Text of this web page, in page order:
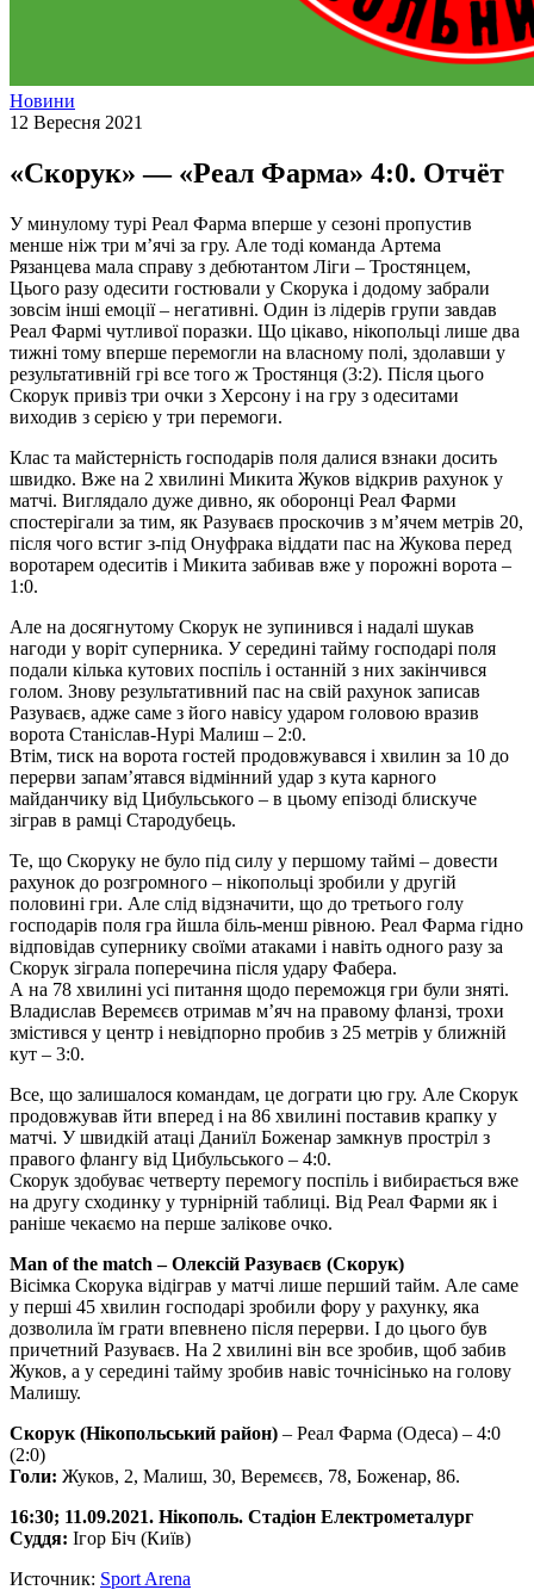
Новини
12 Вересня 2021
«Скорук» — «Реал Фарма» 4:0. Отчёт
У минулому турі Реал Фарма вперше у сезоні пропустив
менше ніж три м’ячі за гру. Але тоді команда Артема
Рязанцева мала справу з дебютантом Ліги – Тростянцем,
Цього разу одесити гостювали у Скорука і додому забрали
зовсім інші емоції – негативні. Один із лідерів групи завдав
Реал Фармі чутливої поразки. Що цікаво, нікопольці лише два
тижні тому вперше перемогли на власному полі, здолавши у
результативній грі все того ж Тростянця (3:2). Після цього
Скорук привіз три очки з Херсону і на гру з одеситами
виходив з серією у три перемоги.
Клас та майстерність господарів поля далися взнаки досить
швидко. Вже на 2 хвилині Микита Жуков відкрив рахунок у
матчі. Виглядало дуже дивно, як оборонці Реал Фарми
спостерігали за тим, як Разуваєв проскочив з м’ячем метрів 20,
після чого встиг з-під Онуфрака віддати пас на Жукова перед
воротарем одеситів і Микита забивав вже у порожні ворота –
1:0.
Але на досягнутому Скорук не зупинився і надалі шукав
нагоди у воріт суперника. У середині тайму господарі поля
подали кілька кутових поспіль і останній з них закінчився
голом. Знову результативний пас на свій рахунок записав
Разуваєв, адже саме з його навісу ударом головою вразив
ворота Станіслав-Нурі Малиш – 2:0.
Втім, тиск на ворота гостей продовжувався і хвилин за 10 до
перерви запам’ятався відмінний удар з кута карного
майданчику від Цибульського – в цьому епізоді блискуче
зіграв в рамці Стародубець.
Те, що Скоруку не було під силу у першому таймі – довести
рахунок до розгромного – нікопольці зробили у другій
половині гри. Але слід відзначити, що до третього голу
господарів поля гра йшла біль-менш рівною. Реал Фарма гідно
відповідав супернику своїми атаками і навіть одного разу за
Скорук зіграла поперечина після удару Фабера.
А на 78 хвилині усі питання щодо переможця гри були зняті.
Владислав Веремєєв отримав м’яч на правому фланзі, трохи
змістився у центр і невідпорно пробив з 25 метрів у ближній
кут – 3:0.
Все, що залишалося командам, це дограти цю гру. Але Скорук
продовжував йти вперед і на 86 хвилині поставив крапку у
матчі. У швидкій атаці Даниїл Боженар замкнув простріл з
правого флангу від Цибульського – 4:0.
Скорук здобуває четверту перемогу поспіль і вибирається вже
на другу сходинку у турнірній таблиці. Від Реал Фарми як і
раніше чекаємо на перше залікове очко.
Man of the match – Олексій Разуваєв (Скорук)
Вісімка Скорука відіграв у матчі лише перший тайм. Але саме
у перші 45 хвилин господарі зробили фору у рахунку, яка
дозволила їм грати впевнено після перерви. І до цього був
причетний Разуваєв. На 2 хвилині він все зробив, щоб забив
Жуков, а у середині тайму зробив навіс точнісінько на голову
Малишу.
Скорук (Нікопольський район) – Реал Фарма (Одеса) – 4:0
(2:0)
Голи: Жуков, 2, Малиш, 30, Веремєєв, 78, Боженар, 86.
16:30; 11.09.2021. Нікополь. Стадіон Електрометалург
Суддя: Ігор Біч (Київ)
Источник: Sport Arena